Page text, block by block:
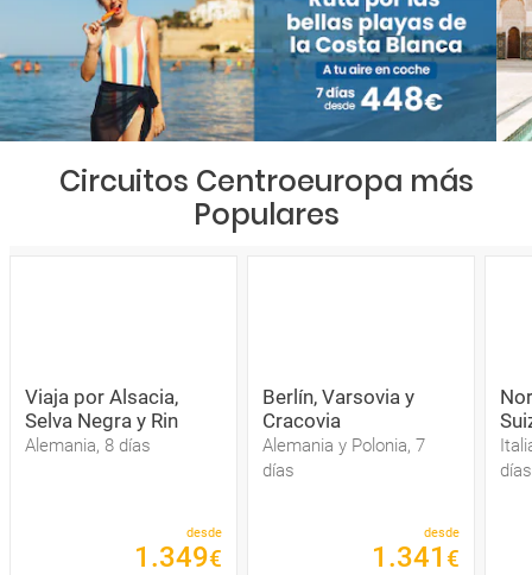
Circuitos Centroeuropa más
Populares
Viaja por Alsacia,
Selva Negra y Rin
Alemania, 8 días
desde
1 .349€
Berlín, Varsovia y
Cracovia
Alemania y Polonia, 7
días
desde
1 .341 €
días